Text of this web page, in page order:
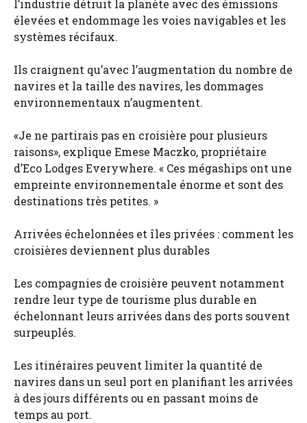
l’industrie détruit la planète avec des émissions
élevées et endommage les voies navigables et les
systèmes récifaux.
Ils craignent qu’avec l’augmentation du nombre de
navires et la taille des navires, les dommages
environnementaux n’augmentent.
«Je ne partirais pas en croisière pour plusieurs
raisons», explique Emese Maczko, propriétaire
d’Eco Lodges Everywhere. « Ces mégaships ont une
empreinte environnementale énorme et sont des
destinations très petites. »
Arrivées échelonnées et îles privées : comment les
croisières deviennent plus durables
Les compagnies de croisière peuvent notamment
rendre leur type de tourisme plus durable en
échelonnant leurs arrivées dans des ports souvent
surpeuplés.
Les itinéraires peuvent limiter la quantité de
navires dans un seul port en planifiant les arrivées
à des jours différents ou en passant moins de
temps au port.